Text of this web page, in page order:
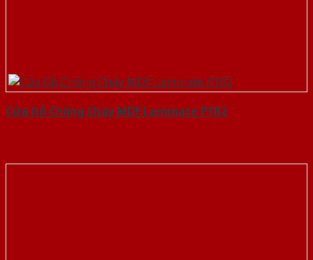
Cửa Gỗ Chống Cháy MDF Laminate P1R2